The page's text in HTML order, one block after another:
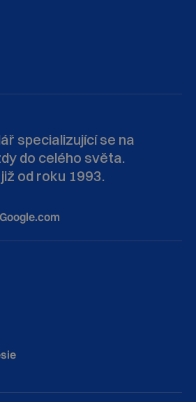
specializující se na
do celého světa.
od roku 1993.
Google.com